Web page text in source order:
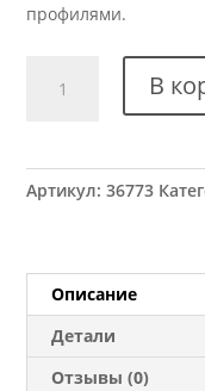
профилями.
товара
ХSEK-
L=5.1м
оригинал
В
Артикул:36773
Описание
Детали
Отзывы (0)